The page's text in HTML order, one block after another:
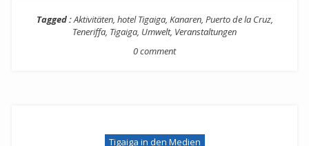
Tagged :Aktivitäten, hotel Tigaiga, Kanaren, Puerto de la Cruz,
Teneriffa, Tigaiga, Umwelt, Veranstaltungen
0 comment
Tigaiga in den Medien